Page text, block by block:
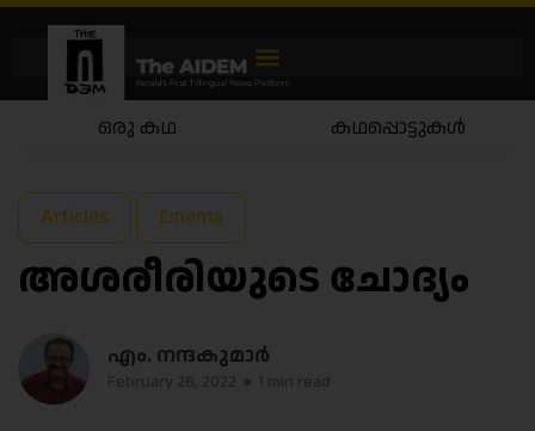
കഥപ്പൊട്ടുകൾ കഥയാട്ടം
Articles Cinema
അശരീരിയുടെ ചോദ്യം
എം. നന്ദകുമാർ